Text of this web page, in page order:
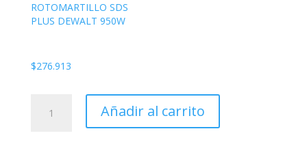
ROTOMARTILLO SDS
PLUS DEWALT 950W
$276.913
Añadir al carrito